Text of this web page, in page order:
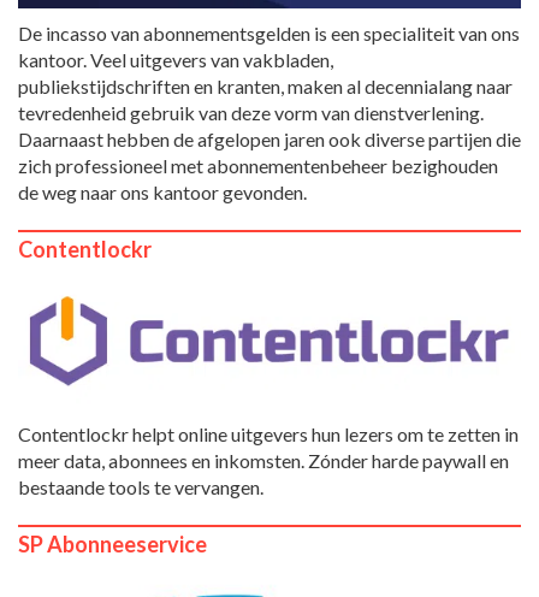
De incasso van abonnementsgelden is een specialiteit van ons
kantoor. Veel uitgevers van vakbladen,
publiekstijdschriften en kranten, maken al decennialang naar
tevredenheid gebruik van deze vorm van dienstverlening.
Daarnaast hebben de afgelopen jaren ook diverse partijen die
zich professioneel met abonnementenbeheer bezighouden
de weg naar ons kantoor gevonden.
Contentlockr
Contentlockr helpt online uitgevers hun lezers om te zetten in
meer data, abonnees en inkomsten. Zónder harde paywall en
bestaande tools te vervangen.
SP Abonneeservice